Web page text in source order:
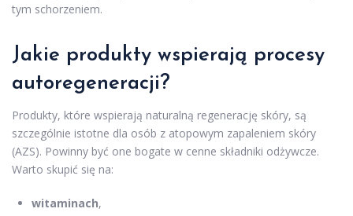
tym schorzeniem.
Jakie produkty wspierają procesy
autoregeneracji?
Produkty, które wspierają naturalną regenerację skóry, są
szczególnie istotne dla osób z atopowym zapaleniem skóry
(AZS). Powinny być one bogate w cenne składniki odżywcze.
Warto skupić się na:
witaminach,